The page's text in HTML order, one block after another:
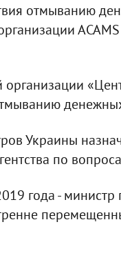
отмыванию
организации
Украины
по
года -